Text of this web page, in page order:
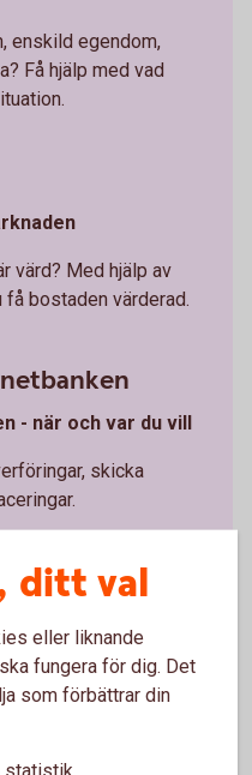
enskild egendom,
Få hjälp med vad
värd? Med hjälp av
bostaden värderad.
- när och var du vill
skicka
ditt val
eller liknande
fungera för dig. Det
som förbättrar din
statistik